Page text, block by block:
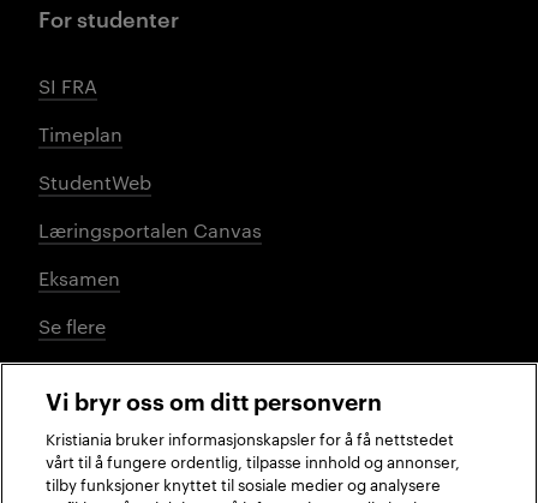
For studenter
SI FRA
Timeplan
StudentWeb
Læringsportalen Canvas
Eksamen
Se flere
Sosiale medier
Vi bryr oss om ditt personvern
Kristiania bruker informasjonskapsler for å få nettstedet
vårt til å fungere ordentlig, tilpasse innhold og annonser,
tilby funksjoner knyttet til sosiale medier og analysere